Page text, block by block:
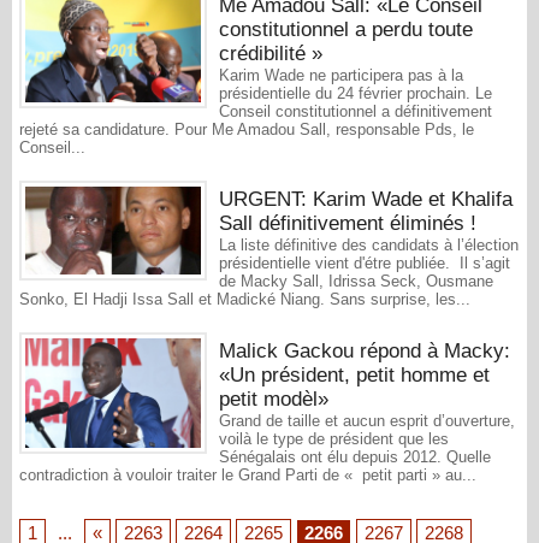
Me Amadou Sall: «Le Conseil
constitutionnel a perdu toute
crédibilité »
Karim Wade ne participera pas à la
présidentielle du 24 février prochain. Le
Conseil constitutionnel a définitivement
rejeté sa candidature. Pour Me Amadou Sall, responsable Pds, le
Conseil...
URGENT: Karim Wade et Khalifa
Sall définitivement éliminés !
La liste définitive des candidats à l’élection
présidentielle vient d'étre publiée. Il s’agit
de Macky Sall, Idrissa Seck, Ousmane
Sonko, El Hadji Issa Sall et Madické Niang. Sans surprise, les...
Malick Gackou répond à Macky:
«Un président, petit homme et
petit modèl»
Grand de taille et aucun esprit d’ouverture,
voilà le type de président que les
Sénégalais ont élu depuis 2012. Quelle
contradiction à vouloir traiter le Grand Parti de « petit parti » au...
1 ... « 2263 2264 2265 2266 2267
2268